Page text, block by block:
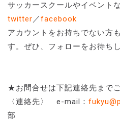
サッカースクールやイベント
twitter／facebook
アカウントをお持ちでない方
す。ぜひ、フォローをお待ち
★お問合せは下記連絡先まで
〈連絡先〉 e-mail：
部